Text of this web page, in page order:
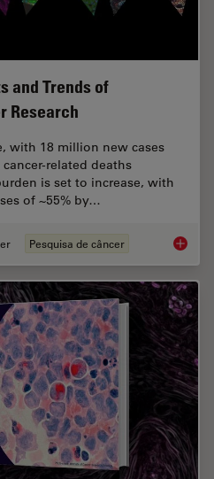
and Trends of
Research
with 18 million new cases
related deaths
is set to increase, with
of ~55% by…
Pesquisa de câncer